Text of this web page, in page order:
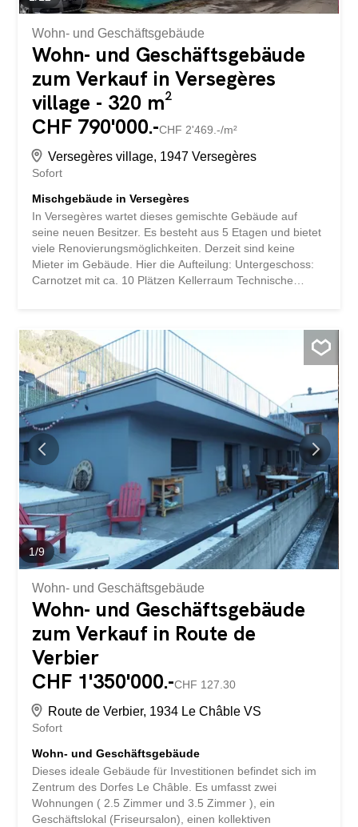
Wohn- und Geschäftsgebäude
Wohn- und Geschäftsgebäude
zum Verkauf in Versegères
village - 320 m²
CHF 790'000.-CHF 2'469.-/m²
Versegères village, 1947 Versegères
Sofort
Mischgebäude in Versegères
In Versegères wartet dieses gemischte Gebäude auf
seine neuen Besitzer. Es besteht aus 5 Etagen und bietet
viele Renovierungsmöglichkeiten. Derzeit sind keine
Mieter im Gebäude. Hier die Aufteilung: Untergeschoss:
Carnotzet mit ca. 10 Plätzen Kellerraum Technische
Dachgeschoss Duplex mit 3 Zimmern, Bad und grossem,
offenem Raum unter dem Dach (Küche / Wohnzimmer /
Balkon) Aussenliegend befinden sich die Terrasse des
Restaurants und 4 Parkplätze. A Versegères, cet
immeuble mixte attend ses nouveaux propriétaires.
Composé de 5 niveaux, il offre de nombreuses
possibilités de rénovation. Actuellement, il n'y a aucun
locataire dans le bâtiment. Voici sa distribution : Sous-sol :
Carnotzet d'environ 10 places Cave Local technique Rez-
de-chaussée : Café-restaurant d'environ 40 places 1er
étage WC clients Cuisine professionnelle Appartement
composé...
1/9
Wohn- und Geschäftsgebäude
Wohn- und Geschäftsgebäude
zum Verkauf in Route de
Verbier
CHF 1'350'000.-CHF 127.30
Route de Verbier, 1934 Le Châble VS
Sofort
Wohn- und Geschäftsgebäude
Dieses ideale Gebäude für Investitionen befindet sich im
Zentrum des Dorfes Le Châble. Es umfasst zwei
Wohnungen ( 2.5 Zimmer und 3.5 Zimmer ), ein
Geschäftslokal (Friseursalon), einen kollektiven